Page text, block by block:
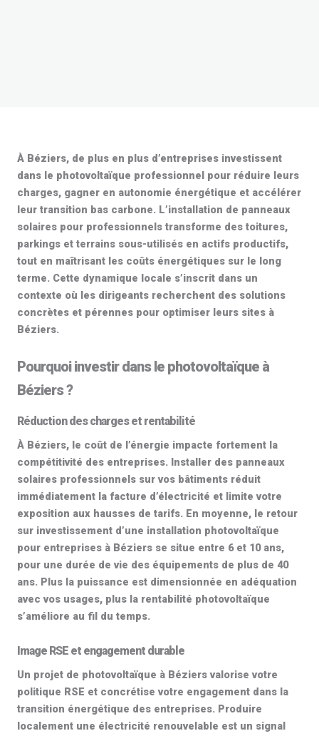
À Béziers, de plus en plus d’entreprises investissent
dans le photovoltaïque professionnel pour réduire leurs
charges, gagner en autonomie énergétique et accélérer
leur transition bas carbone. L’installation de panneaux
solaires pour professionnels transforme des toitures,
parkings et terrains sous-utilisés en actifs productifs,
tout en maîtrisant les coûts énergétiques sur le long
terme. Cette dynamique locale s’inscrit dans un
contexte où les dirigeants recherchent des solutions
concrètes et pérennes pour optimiser leurs sites à
Béziers.
Pourquoi investir dans le photovoltaïque à
Béziers ?
Réduction des charges et rentabilité
À Béziers, le coût de l’énergie impacte fortement la
compétitivité des entreprises. Installer des panneaux
solaires professionnels sur vos bâtiments réduit
immédiatement la facture d’électricité et limite votre
exposition aux hausses de tarifs. En moyenne, le retour
sur investissement d’une installation photovoltaïque
pour entreprises à Béziers se situe entre 6 et 10 ans,
pour une durée de vie des équipements de plus de 40
ans. Plus la puissance est dimensionnée en adéquation
avec vos usages, plus la rentabilité photovoltaïque
s’améliore au fil du temps.
Image RSE et engagement durable
Un projet de photovoltaïque à Béziersvalorise votre
politique RSE et concrétise votre engagement dans la
transition énergétique des entreprises. Produire
localement une électricité renouvelable est un signal